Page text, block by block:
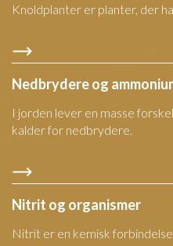
Knoldplanter er planter, der
Nedbrydere og
I jorden lever en masse
kalder for nedbrydere.
Nitrit og organismer
Nitrit er en kemisk